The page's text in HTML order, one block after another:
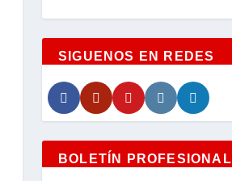
SIGUENOS EN REDES
BOLETÍN PROFESIONAL